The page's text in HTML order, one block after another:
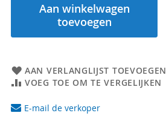
Aan winkelwagen
toevoegen
AAN VERLANGLIJST TOEVOEGEN
VOEG TOE OM TE VERGELIJKEN
E-mail de verkoper